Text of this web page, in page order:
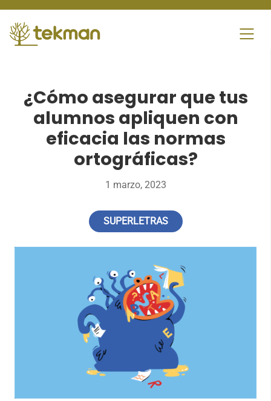
content
¿Cómo asegurar que tus
alumnos apliquen con
eficacia las normas
ortográficas?
1 marzo, 2023
SUPERLETRAS